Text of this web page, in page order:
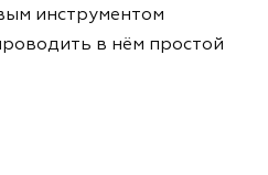
инструментом
в нём простой